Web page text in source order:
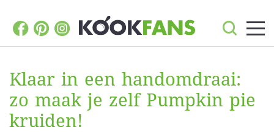
Klaar in een handomdraai:
zo maak je zelf Pumpkin pie
kruiden!